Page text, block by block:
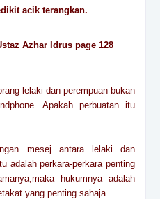
acik terangkan.
Azhar Idrus page 128
lelaki dan perempuan bukan
Apakah perbuatan itu
mesej antara lelaki dan
adalah perkara-perkara penting
hukumnya adalah
yang penting sahaja.